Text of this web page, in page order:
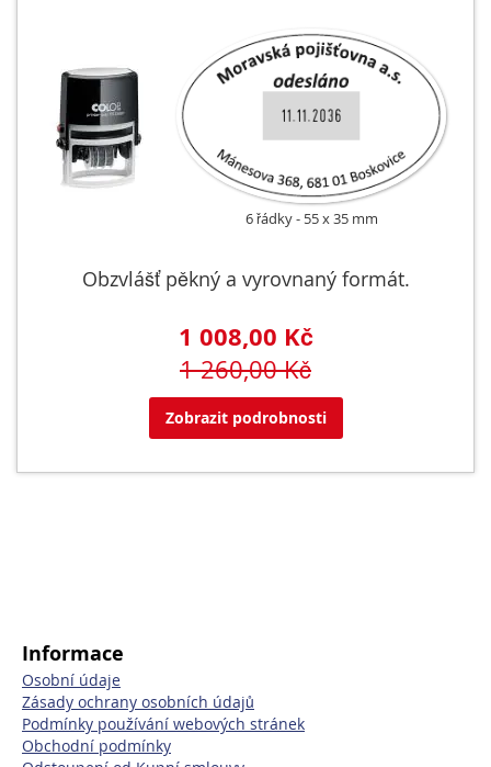
6 řádky 55 x 35 mm
Obzvlášť pěkný a vyrovnaný formát.
1 008,00 Kč
1 260,00 Kč
Zobrazit podrobnosti
Informace
Osobní údaje
Zásady ochrany osobních údajů
Podmínky používání webových stránek
Obchodní podmínky